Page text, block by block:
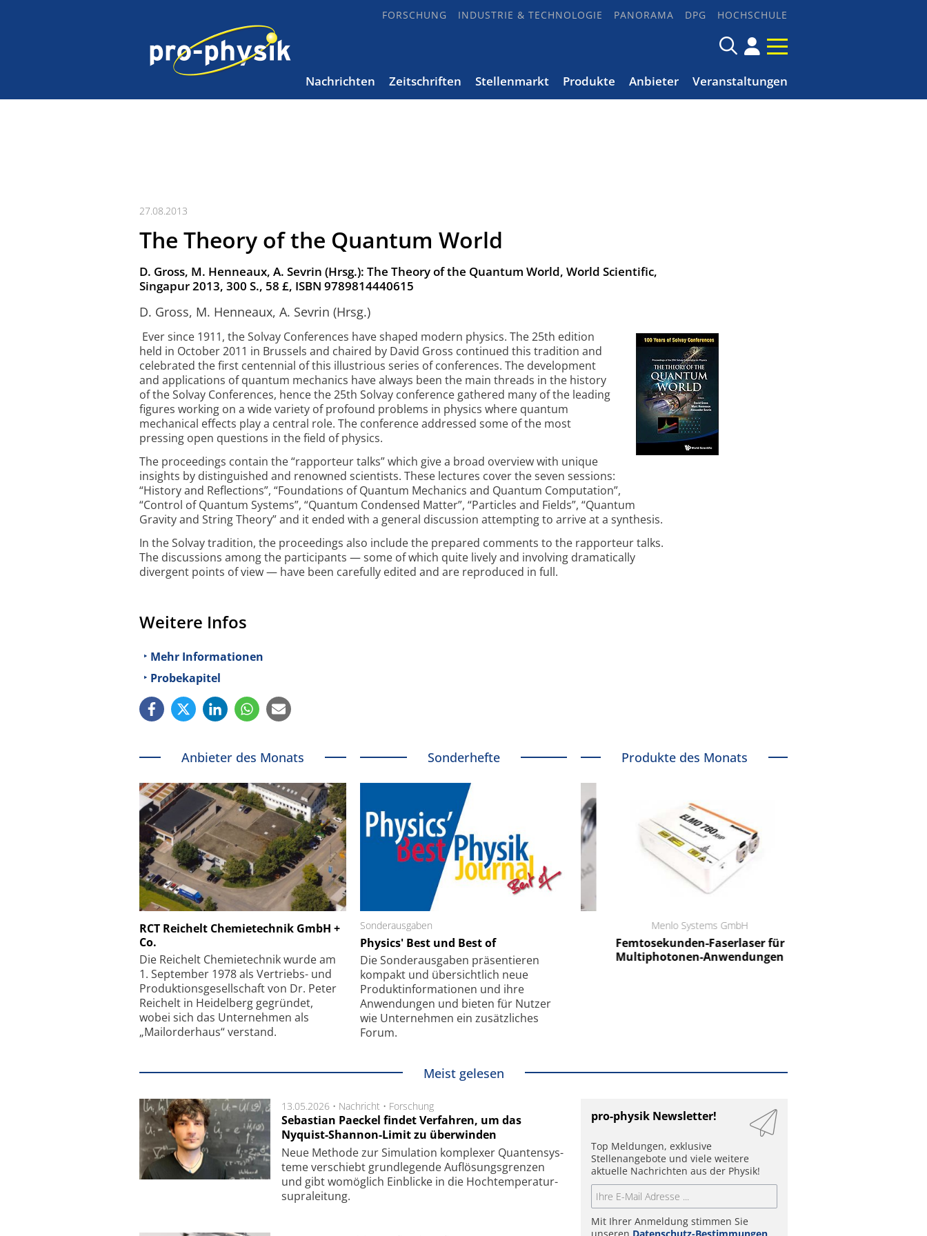
FORSCHUNG INDUSTRIE & TECHNOLOGIE PANORAMA DPG HOCHSCHULE
Nachrichten Zeitschriften Stellenmarkt Produkte Anbieter Veranstaltungen
27.08.2013
The Theory of the Quantum World
D. Gross, M. Henneaux, A. Sevrin (Hrsg.): The Theory of the Quantum World, World Scientific,
Singapur 2013, 300 S., 58 £, ISBN 9789814440615
D. Gross, M. Henneaux, A. Sevrin (Hrsg.)
Ever since 1911, the Solvay Conferences have shaped modern physics. The 25th edition
held in October 2011 in Brussels and chaired by David Gross continued this tradition and
celebrated the first centennial of this illustrious series of conferences. The development
and applications of quantum mechanics have always been the main threads in the history
of the Solvay Conferences, hence the 25th Solvay conference gathered many of the leading
figures working on a wide variety of profound problems in physics where quantum
mechanical effects play a central role. The conference addressed some of the most
pressing open questions in the field of physics.
The proceedings contain the “rapporteur talks” which give a broad overview with unique
insights by distinguished and renowned scientists. These lectures cover the seven sessions:
“History and Reflections”, “Foundations of Quantum Mechanics and Quantum Computation”,
“Control of Quantum Systems”, “Quantum Condensed Matter”, “Particles and Fields”, “Quantum
Gravity and String Theory” and it ended with a general discussion attempting to arrive at a synthesis.
In the Solvay tradition, the proceedings also include the prepared comments to the rapporteur talks.
The discussions among the participants — some of which quite lively and involving dramatically
divergent points of view — have been carefully edited and are reproduced in full.
Weitere Infos
Mehr Informationen
Probekapitel
Anbieter des Monats
RCT Reichelt Chemietechnik GmbH +
Co.
Die Reichelt Chemietechnik wurde am
1. September 1978 als Vertriebs- und
Produktionsgesellschaft von Dr. Peter
Reichelt in Heidelberg gegründet,
wobei sich das Unternehmen als
„Mailorderhaus“ verstand.
Sonderhefte
Sonderausgaben
Physics' Best und Best of
Die Sonder­ausgaben präsentieren
kompakt und übersichtlich neue
Produkt­informationen und ihre
Anwendungen und bieten für Nutzer
wie Unternehmen ein zusätzliches
Forum.
Produkte des Monats
Schäfter + Kirchhoff GmbH
Feinfokussierungsmechanismus
Elektronenmikroskopie auf
kleinstem Raum
Menlo Systems GmbH
Femtosekunden-Faserlaser für
Multiphotonen-Anwendungen
Meist gelesen
13.05.2026 • Nachricht • Forschung
Sebastian Paeckel findet Verfahren, um das
Nyquist-Shannon-Limit zu überwinden
Neue Methode zur Simu­la­tion kom­ple­xer Quan­ten­sys­
te­me ver­schiebt grund­le­gen­de Auf­lösungs­gren­zen
und gibt wo­mög­lich Ein­blicke in die Hoch­tempe­ra­tur­
supra­lei­tung.
pro-physik Newsletter!
Top Meldungen, exklusive
Stellenangebote und viele weitere
aktuelle Nachrichten aus der Physik!
Mit Ihrer Anmeldung stimmen Sie
unseren Datenschutz-Bestimmungen